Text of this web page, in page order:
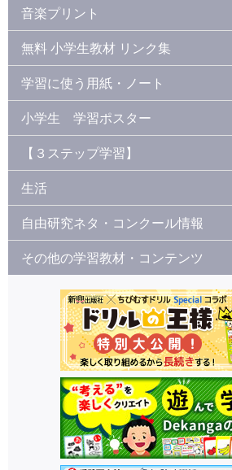
音楽プリント
無料 小学生教材 リンク集
学習に使う用紙・ノート
小学生 学習ポスター
【３ステップ学習】
生活
自由研究ネタ・コンクール情報
その他の学習教材・コンテンツ